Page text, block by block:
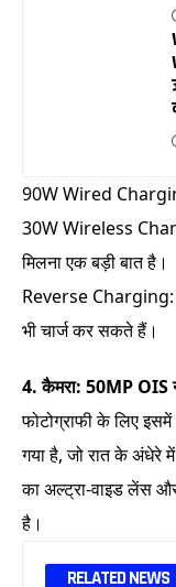
90W Wired
30W Wireless
मिलना एक बड़ी बात है।
Reverse Charging:
भी चार्ज कर सकते हैं।
4. कैमरा: 50MP OIS
फोटोग्राफी के लिए
गया है, जो रात के अंधेरे
का अल्ट्रा-वाइड लेंस
है।
RELATED NEWS